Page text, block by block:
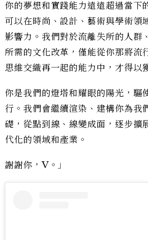
你的夢想和實踐能力遠遠超過當下
可以在時尚、設計、藝術與學術領
影響力。我們對於流離失所的人群
所需的文化改革，僅能從你那將流
思維交織再一起的能力中，才得以
你是我們的燈塔和耀眼的陽光，驅
行。我們會繼續渲染、建構你為我
礎，從點到線、線變成面，逐步擴
代化的領域和產業。
謝謝你，V。」